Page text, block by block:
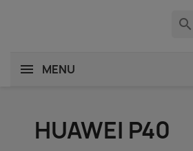
search
MENU
HUAWEI P40